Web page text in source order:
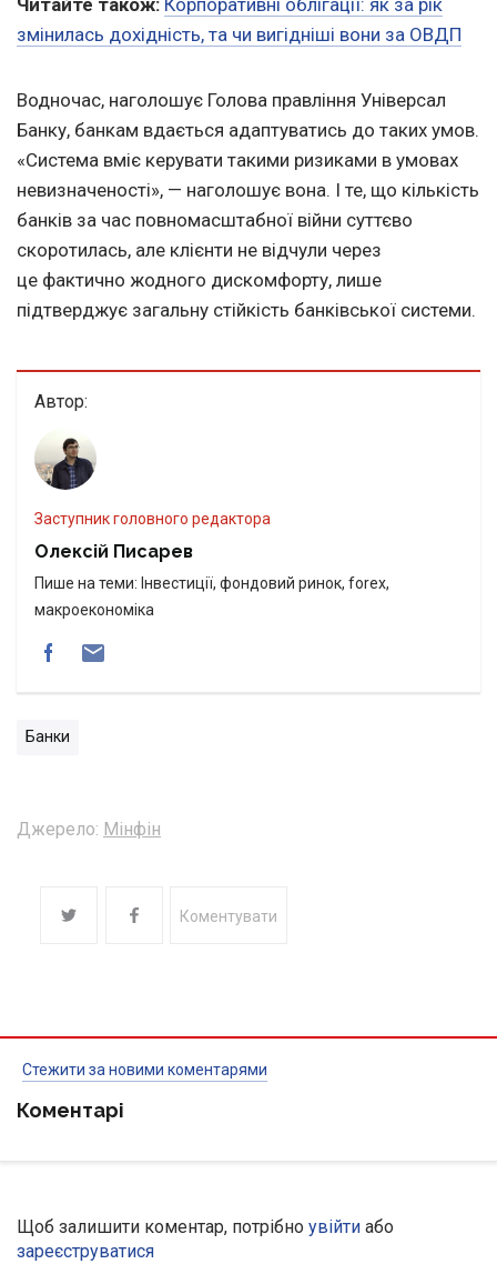
Читайте також: Корпоративні облігації: як за рік
змінилась дохідність, та чи вигідніші вони за ОВДП
Водночас, наголошує Голова правління Універсал
Банку, банкам вдається адаптуватись до таких умов.
«Система вміє керувати такими ризиками в умовах
невизначеності», — наголошує вона. І те, що кількість
банків за час повномасштабної війни суттєво
скоротилась, але клієнти не відчули через
це фактично жодного дискомфорту, лише
підтверджує загальну стійкість банківської системи.
Автор:
Заступник головного редактора
Олексій Писарев
Пише на теми: Інвестиції, фондовий ринок, forex,
макроекономіка
Банки
Джерело: Мінфін
Коментувати
Стежити за новими коментарями
Коментарі
Щоб залишити коментар, потрібно увійти або
зареєструватися